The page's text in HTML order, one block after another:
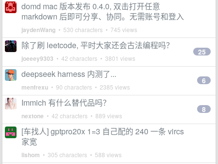
domd mac 版本发布 0.4.0, 双击打开任意
markdown 后即可分享、协同。无需账号和登入
jaydenWang • 530 characters • 745 views
除了刷 leetcode, 平时大家还会古法编程吗？
joeeey9303 • 42 characters • 3801 views
25
deepseek harness 内测了...
menfrexu • 90 characters • 2385 views
6
Immich 有什么替代品吗？
nextone • 42 characters • 889 views
8
[车找人] gptpro20x 1=3 自己配的 240 一条 vircs
家宽
lishom • 305 characters • 588 views